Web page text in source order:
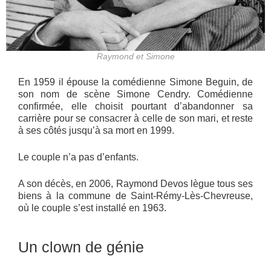
Raymond et Simone
En 1959 il épouse la comédienne Simone Beguin, de
son nom de scène Simone Cendry. Comédienne
confirmée, elle choisit pourtant d’abandonner sa
carrière pour se consacrer à celle de son mari, et reste
à ses côtés jusqu’à sa mort en 1999.
Le couple n’a pas d’enfants.
A son décès, en 2006, Raymond Devos lègue tous ses
biens à la commune de Saint-Rémy-Lès-Chevreuse,
où le couple s’est installé en 1963.
Un clown de génie